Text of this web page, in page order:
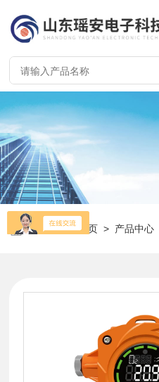
当前位置：首页 > 产品中心